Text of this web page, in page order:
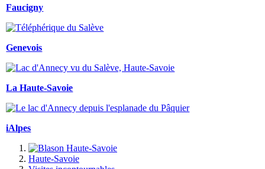
Faucigny
Genevois
La Haute-Savoie
iAlpes
Haute-Savoie